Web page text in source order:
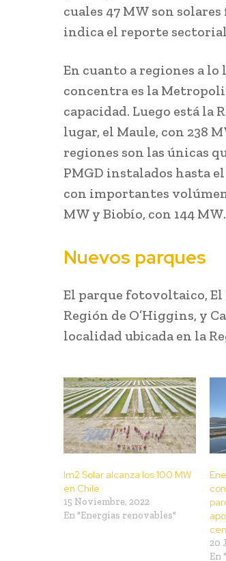
cuales 47 MW son
indica el reporte
En cuanto a regiones a
concentra es la
capacidad. Luego está la
lugar, el Maule, con 238
regiones son las únicas
PMGD instalados hasta
con importantes
MW y Biobío, con 144 MW.
Nuevos parques
El parque fotovoltaico, El
Región de O’Higgins, y
localidad ubicada en la
Im2 Solar alcanza los 100 MW
en Chile
15 Noviembre, 2022
En "Energías renovables"
20
En